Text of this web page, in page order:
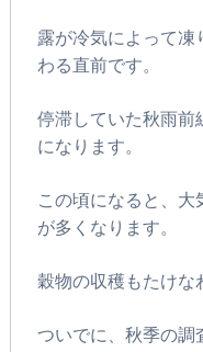
露が冷気によって凍
わる直前です。
停滞していた秋雨前
になります。
この頃になると、大
が多くなります。
穀物の収穫もたけな
ついでに、秋季の調